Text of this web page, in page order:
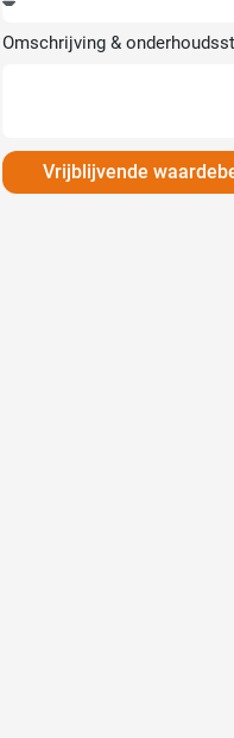
Omschrijving &
Vrijblijvende